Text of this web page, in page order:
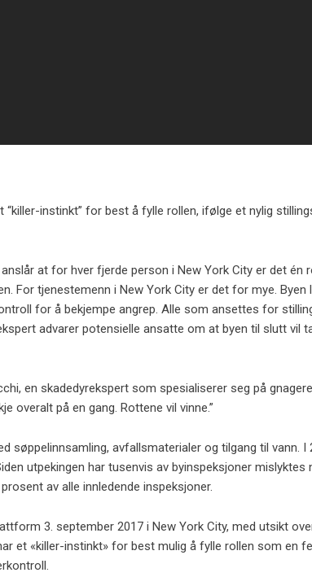
instinkt” for best å fylle rollen, ifølge et nylig
at for hver fjerde person i New York City er det én
For tjenestemenn i New York City er det for mye. Byen
for å bekjempe angrep. Alle som ansettes for
advarer potensielle ansatte om at byen til slutt vil
en skadedyrekspert som spesialiserer seg på
overalt på en gang. Rottene vil vinne.”
avfallsmaterialer og tilgang til vann. I
utpekingen har tusenvis av byinspeksjoner mislyktes
av alle innledende inspeksjoner.
3. september 2017 i New York City, med utsikt
et «killer-instinkt» for best mulig å fylle rollen som en